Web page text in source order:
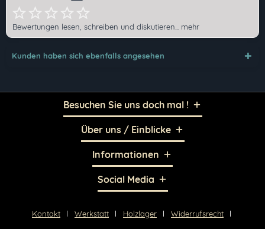
verstanden und stimme zu. *
Mit * gekennzeichnete Felder sind Pflichtfelder.
Bewertungen lesen, schreiben und diskutieren... mehr
Kunden haben sich ebenfalls angesehen
Besuchen Sie uns doch mal !
Über uns / Einblicke
Informationen
Social Media
Kontakt Werkstatt Holzlager
Widerrufsrecht